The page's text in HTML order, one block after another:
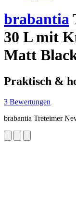
brabantia
30 L mit
Matt
Praktisch &
3 Bewertungen
brabantia Treteimer